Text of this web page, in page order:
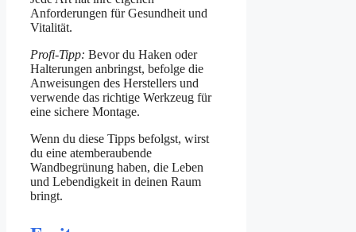
Anforderungen für Gesundheit und
Vitalität.
Profi-Tipp: Bevor du Haken oder
Halterungen anbringst, befolge die
Anweisungen des Herstellers und
verwende das richtige Werkzeug für
eine sichere Montage.
Wenn du diese Tipps befolgst, wirst
du eine atemberaubende
Wandbegrünung haben, die Leben
und Lebendigkeit in deinen Raum
bringt.